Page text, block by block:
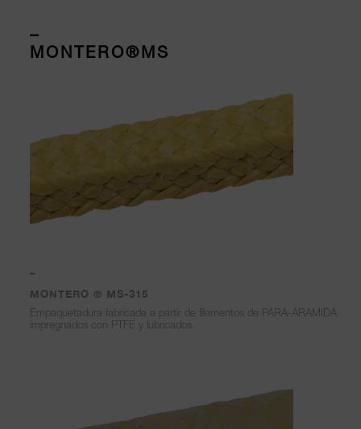
–
MONTERO®MS
–
MONTERO ® MS-315
Empaquetadura fabricada a partir de filamentos de PARA-ARAMIDA
impregnados con PTFE y lubricados.